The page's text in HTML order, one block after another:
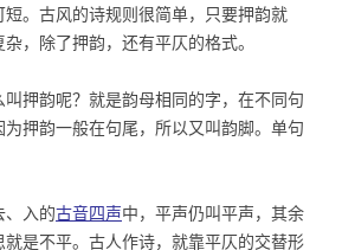
。古风的诗规则很简单，只要押韵就
，除了押韵，还有平仄的格式。
押韵呢？就是韵母相同的字，在不同句
押韵一般在句尾，所以又叫韵脚。单句
、入的古音四声中，平声仍叫平声，其余
是不平。古人作诗，就靠平仄的交替形